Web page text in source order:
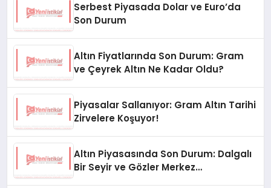
Serbest Piyasada Dolar ve Euro’da
Son Durum
Altın Fiyatlarında Son Durum: Gram
ve Çeyrek Altın Ne Kadar Oldu?
Piyasalar Sallanıyor: Gram Altın Tarihi
Zirvelere Koşuyor!
Altın Piyasasında Son Durum: Dalgalı
Bir Seyir ve Gözler Merkez